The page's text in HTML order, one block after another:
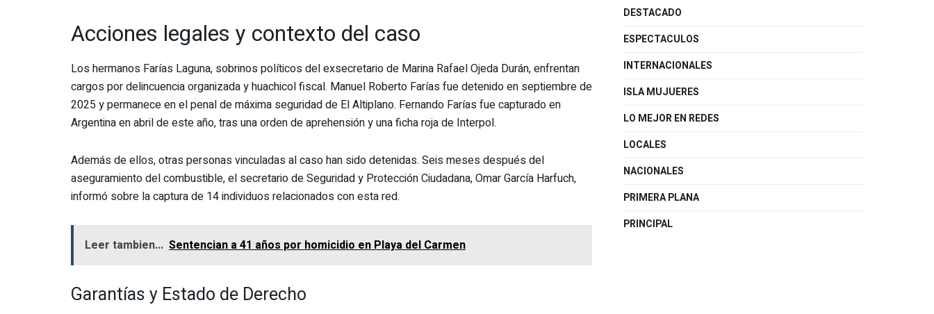
Acciones legales y contexto del caso
Los hermanos Farías Laguna, sobrinos políticos del exsecretario de Marina Rafael Ojeda Durán, enfrentan
cargos por delincuencia organizada y huachicol fiscal. Manuel Roberto Farías fue detenido en septiembre de
2025 y permanece en el penal de máxima seguridad de El Altiplano. Fernando Farías fue capturado en
Argentina en abril de este año, tras una orden de aprehensión y una ficha roja de Interpol.
Además de ellos, otras personas vinculadas al caso han sido detenidas. Seis meses después del
aseguramiento del combustible, el secretario de Seguridad y Protección Ciudadana, Omar García Harfuch,
informó sobre la captura de 14 individuos relacionados con esta red.
Leer tambien... Sentencian a 41 años por homicidio en Playa del Carmen
Garantías y Estado de Derecho
DESTACADO
ESPECTACULOS
INTERNACIONALES
ISLA MUJUERES
LO MEJOR EN REDES
LOCALES
NACIONALES
PRIMERA PLANA
PRINCIPAL